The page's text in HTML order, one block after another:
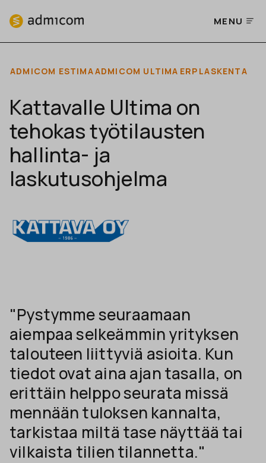
MENU
ADMICOM ESTIMAADMICOM ULTIMA ERP LASKENTA
Kattavalle Ultima on
tehokas työtilausten
hallinta- ja
laskutusohjelma
"Pystymme seuraamaan
aiempaa selkeämmin yrityksen
talouteen liittyviä asioita. Kun
tiedot ovat aina ajan tasalla, on
erittäin helppo seurata missä
mennään tuloksen kannalta,
tarkistaa miltä tase näyttää tai
vilkaista tilien tilannetta."